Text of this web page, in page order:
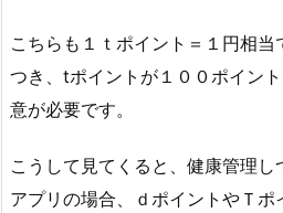
こちらも１ｔポイント＝１円相
つき、tポイントが１００ポイン
意が必要です。
こうして見てくると、健康管理
アプリの場合、ｄポイントやＴポ